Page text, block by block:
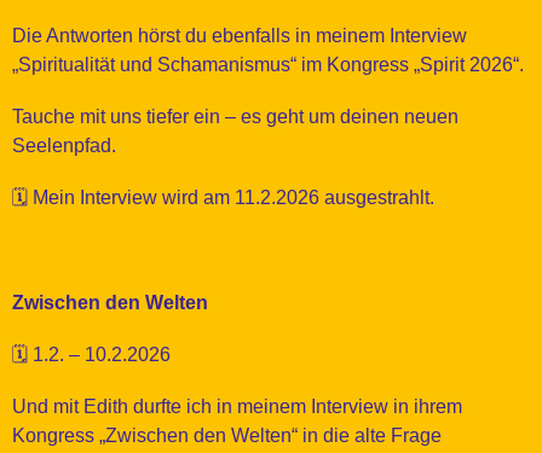
Die Antworten hörst du ebenfalls in meinem Interview
„Spiritualität und Schamanismus“ im Kongress „Spirit 2026“.
Tauche mit uns tiefer ein – es geht um deinen neuen
Seelenpfad.
🗓️ Mein Interview wird am 11.2.2026 ausgestrahlt.
Zwischen den Welten
🗓️ 1.2. – 10.2.2026
Und mit Edith durfte ich in meinem Interview in ihrem
Kongress „Zwischen den Welten“ in die alte Frage